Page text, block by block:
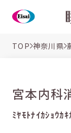
TOP 神奈川県
宮本内科
ﾐﾔﾓﾄﾅｲｶｼｮｳｶ